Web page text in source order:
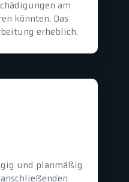
am
könnten. Das
erheblich.
und planmäßig